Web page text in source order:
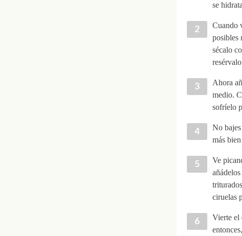
se
Cuando
posibles
sécalo
Ahora
medio.
sofríelo
No
más
Ve
ciruelas
Vierte el